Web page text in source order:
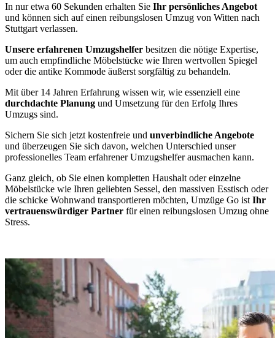
In nur etwa 60 Sekunden erhalten Sie Ihr persönliches Angebot
und können sich auf einen reibungslosen Umzug von Witten nach
Stuttgart verlassen.
Unsere erfahrenen Umzugshelfer besitzen die nötige Expertise,
um auch empfindliche Möbelstücke wie Ihren wertvollen Spiegel
oder die antike Kommode äußerst sorgfältig zu behandeln.
Mit über 14 Jahren Erfahrung wissen wir, wie essenziell eine
durchdachte Planung und Umsetzung für den Erfolg Ihres
Umzugs sind.
Sichern Sie sich jetzt kostenfreie und unverbindliche Angebote
und überzeugen Sie sich davon, welchen Unterschied unser
professionelles Team erfahrener Umzugshelfer ausmachen kann.
Ganz gleich, ob Sie einen kompletten Haushalt oder einzelne
Möbelstücke wie Ihren geliebten Sessel, den massiven Esstisch oder
die schicke Wohnwand transportieren möchten, Umzüge Go ist Ihr
vertrauenswürdiger Partner für einen reibungslosen Umzug ohne
Stress.